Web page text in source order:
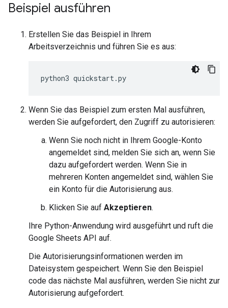
Beispiel ausführen
Erstellen Sie das Beispiel in Ihrem
Arbeitsverzeichnis und führen Sie es aus:
python3 quickstart.py
Wenn Sie das Beispiel zum ersten Mal ausführen,
werden Sie aufgefordert, den Zugriff zu autorisieren:
Wenn Sie noch nicht in Ihrem Google-Konto
angemeldet sind, melden Sie sich an, wenn Sie
dazu aufgefordert werden. Wenn Sie in
mehreren Konten angemeldet sind, wählen Sie
ein Konto für die Autorisierung aus.
Klicken Sie auf Akzeptieren.
Ihre Python-Anwendung wird ausgeführt und ruft die
Google Sheets API auf.
Die Autorisierungsinformationen werden im
Dateisystem gespeichert. Wenn Sie den Beispiel
code das nächste Mal ausführen, werden Sie nicht zur
Autorisierung aufgefordert.